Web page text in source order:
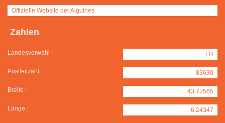
Offizielle Website der Aiguines
Zahlen
Landesvorwahl : FR
Postleitzahl : 83630
Breite : 43.77565
Länge : 6.24347